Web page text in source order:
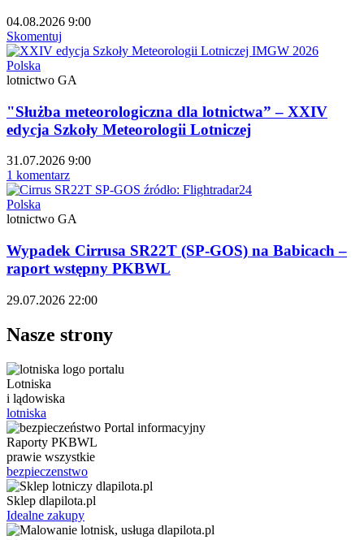
04.08.2026 9:00
Skomentuj
Polska
lotnictwo GA
"Służba meteorologiczna dla lotnictwa” – XXIV
edycja Szkoły Meteorologii Lotniczej
31.07.2026 9:00
1 komentarz
Polska
lotnictwo GA
Wypadek Cirrusa SR22T (SP-GOS) na Babicach –
raport wstępny PKBWL
29.07.2026 22:00
Nasze strony
Lotniska
i lądowiska
lotniska
Raporty PKBWL
prawie wszystkie
bezpieczenstwo
Sklep dlapilota.pl
Idealne zakupy